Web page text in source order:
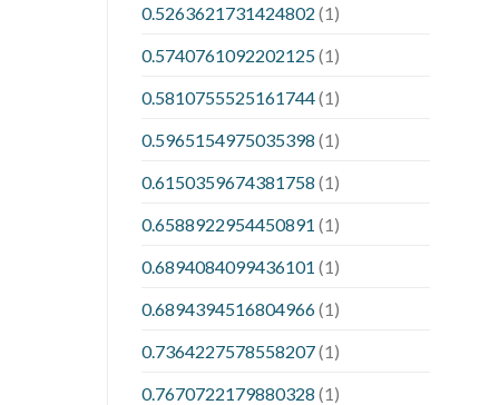
0.5263621731424802 (1)
0.5740761092202125(1)
0.5810755525161744(1)
0.5965154975035398 (1)
0.6150359674381758 (1)
0.6588922954450891 (1)
0.6894084099436101 (1)
0.6894394516804966(1)
0.7364227578558207(1)
0.7670722179880328 (1)